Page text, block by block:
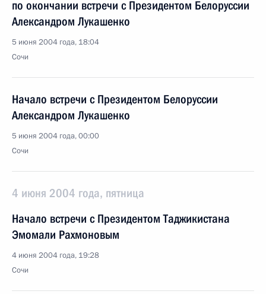
по окончании встречи с Президентом Белоруссии
Александром Лукашенко
5 июня 2004 года, 18:04
Сочи
Начало встречи с Президентом Белоруссии
Александром Лукашенко
5 июня 2004 года, 00:00
Сочи
4 июня 2004 года, пятница
Начало встречи с Президентом Таджикистана
Эмомали Рахмоновым
4 июня 2004 года, 19:28
Сочи